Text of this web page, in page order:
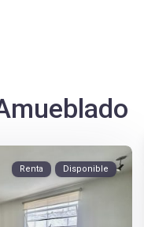
Renta Disponible